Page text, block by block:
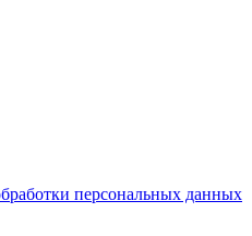
персональных данных